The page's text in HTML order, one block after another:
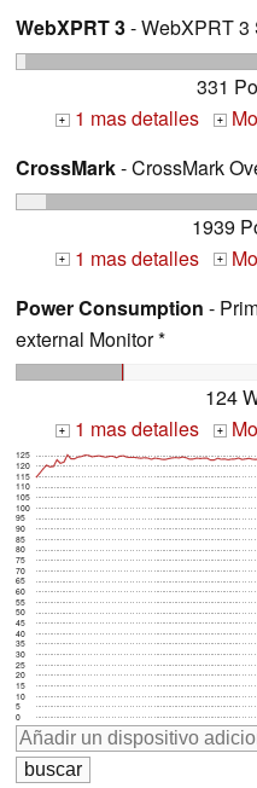
WebXPRT 3- WebXPRT 3
331
+ 1 mas detalles +
CrossMark- CrossMark
1939
+ 1 mas detalles +
Power Consumption -
external Monitor *
124
+ 1 mas detalles +
0
5
10
15
20
25
30
35
40
45
50
55
60
65
70
75
80
85
90
95
100
105
110
115
120
125